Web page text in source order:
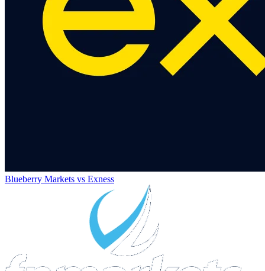
Blueberry Markets vs Exness